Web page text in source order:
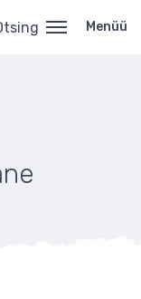
Menüü